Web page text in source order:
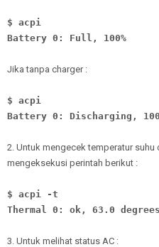
$ acpi
Battery 0: Full, 100%
Jika tanpa charger :
$ acpi
Battery 0: Discharging,
2. Untuk mengecek temperatur suhu
mengeksekusi perintah berikut :
$ acpi -t
Thermal 0: ok, 63.0
3. Untuk melihat status AC :